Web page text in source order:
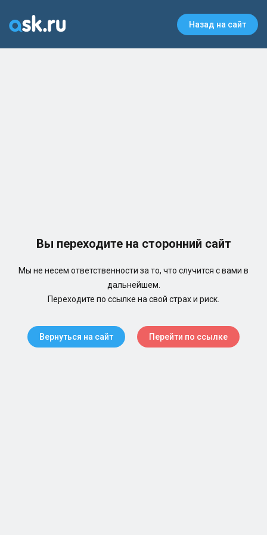
Назад на сайт
Вы переходите на сторонний сайт
Мы не несем ответственности за то, что случится с вами в
дальнейшем.
Переходите по ссылке на свой страх и риск.
Вернуться на сайт Перейти по ссылке